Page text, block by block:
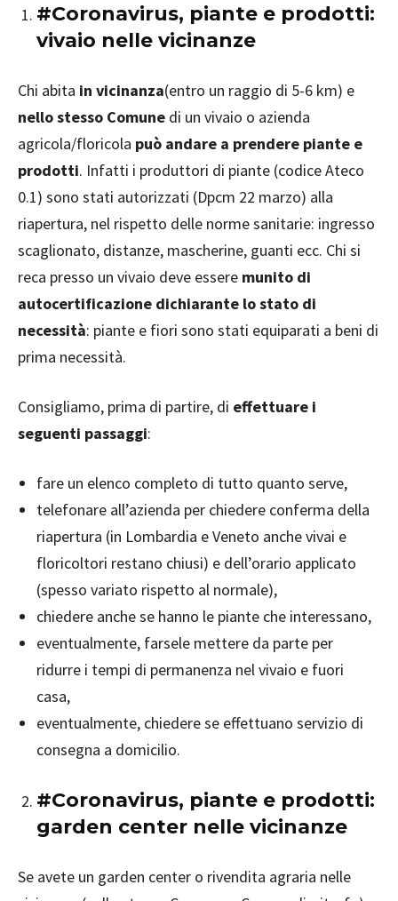
#Coronavirus, piante e prodotti:
vivaio nelle vicinanze
Chi abita in vicinanza(entro un raggio di 5-6 km) e
nello stesso Comune di un vivaio o azienda
agricola/floricola può andare a prendere piante e
prodotti. Infatti i produttori di piante (codice Ateco
0.1) sono stati autorizzati (Dpcm 22 marzo) alla
riapertura, nel rispetto delle norme sanitarie: ingresso
scaglionato, distanze, mascherine, guanti ecc. Chi si
reca presso un vivaio deve essere munito di
autocertificazione dichiarante lo stato di
necessità: piante e fiori sono stati equiparati a beni di
prima necessità.
Consigliamo, prima di partire, di effettuare i
seguenti passaggi:
fare un elenco completo di tutto quanto serve,
telefonare all’azienda per chiedere conferma della
riapertura (in Lombardia e Veneto anche vivai e
floricoltori restano chiusi) e dell’orario applicato
(spesso variato rispetto al normale),
chiedere anche se hanno le piante che interessano,
eventualmente, farsele mettere da parte per
ridurre i tempi di permanenza nel vivaio e fuori
casa,
eventualmente, chiedere se effettuano servizio di
consegna a domicilio.
#Coronavirus, piante e prodotti:
garden center nelle vicinanze
Se avete un garden center o rivendita agraria nelle